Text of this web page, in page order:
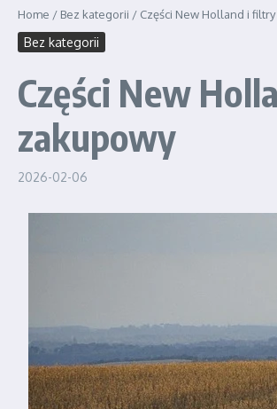
Home / Bez kategorii / Części New Holland i
Bez kategorii
Części New
zakupowy
2026-02-06